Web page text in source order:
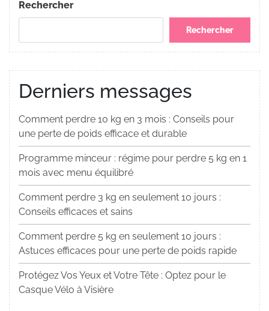
Rechercher
Rechercher
Derniers messages
Comment perdre 10 kg en 3 mois : Conseils pour
une perte de poids efficace et durable
Programme minceur : régime pour perdre 5 kg en 1
mois avec menu équilibré
Comment perdre 3 kg en seulement 10 jours :
Conseils efficaces et sains
Comment perdre 5 kg en seulement 10 jours :
Astuces efficaces pour une perte de poids rapide
Protégez Vos Yeux et Votre Tête : Optez pour le
Casque Vélo à Visière